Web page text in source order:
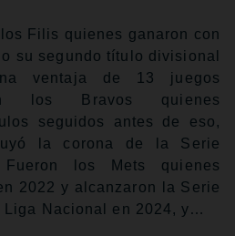
Filis quienes ganaron con
su segundo título divisional
ventaja de 13 juegos
los Bravos quienes
seguidos antes de eso,
la corona de la Serie
los Mets quienes
2022 y alcanzaron la Serie
Liga Nacional en 2024, y…